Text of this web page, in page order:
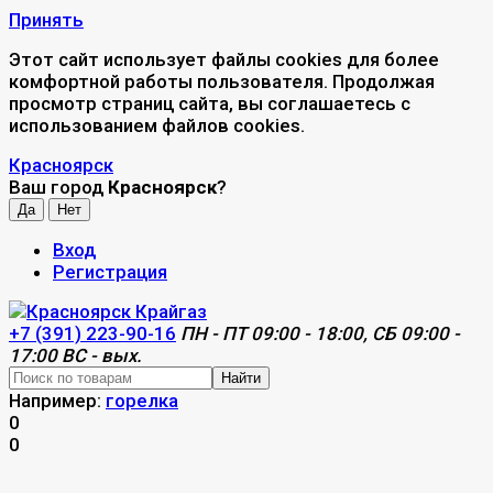
Принять
Этот сайт использует файлы cookies для более
комфортной работы пользователя. Продолжая
просмотр страниц сайта, вы соглашаетесь с
использованием файлов cookies.
Красноярск
Ваш город Красноярск?
Вход
Регистрация
+7 (391) 223-90-16 ПН - ПТ 09:00 - 18:00, СБ 09:00 -
17:00 ВС - вых.
Найти
Например: горелка
0
0